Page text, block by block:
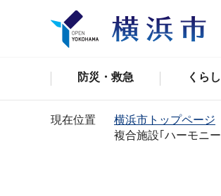
防災・救急 くら
現在位置 横浜市トップページ
複合施設｢ハーモニ